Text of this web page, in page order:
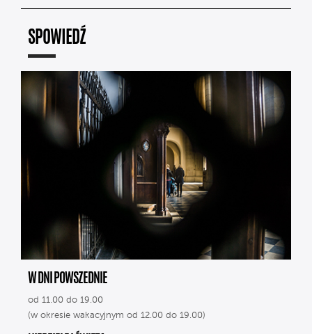
SPOWIEDŹ
W DNI POWSZEDNIE
od 11.00 do 19.00
(w okresie wakacyjnym od 12.00 do 19.00)